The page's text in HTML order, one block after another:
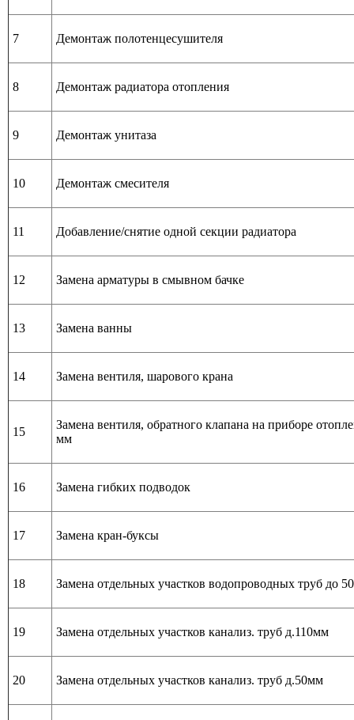
7 Демонтаж полотенцесушителя
8 Демонтаж радиатора отопления
9 Демонтаж унитаза
10 Демонтаж смесителя
11 Добавление/снятие одной секции радиатора
12 Замена арматуры в смывном бачке
13 Замена ванны
14 Замена вентиля, шарового крана
15
Замена вентиля, обратного клапана на приборе
мм
16 Замена гибких подводок
17 Замена кран-буксы
18 Замена отдельных участков водопроводных труб до
19 Замена отдельных участков канализ. труб д.110мм
20 Замена отдельных участков канализ. труб д.50мм